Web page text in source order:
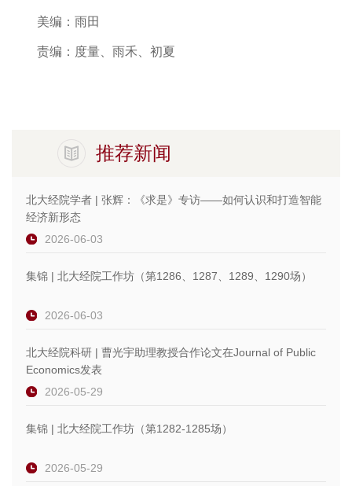
美编：雨田
责编：度量、雨禾、初夏
推荐新闻
北大经院学者 | 张辉：《求是》专访——如何认识和打造智能
经济新形态
2026-06-03
集锦 | 北大经院工作坊（第1286、1287、1289、1290场）
2026-06-03
北大经院科研 | 曹光宇助理教授合作论文在Journal of Public
Economics发表
2026-05-29
集锦 | 北大经院工作坊（第1282-1285场）
2026-05-29